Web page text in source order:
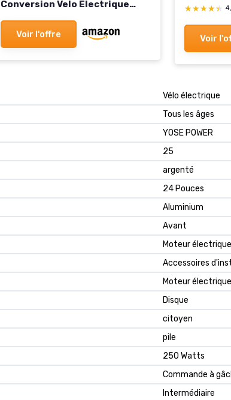
Conversion Velo Electrique
LCD Display and Battery,
Tong/*Sheng
Voir l'offre
mm/170
GEN4,
M620,
★★★★★
★★★★★
Voir
Vélo électrique
Tous les âges
YOSE POWER
25
argenté
24 Pouces
Aluminium
Avant
Moteur électrique
Accessoires
Moteur électrique
Disque
citoyen
pile
250 Watts
Commande à
Intermédiaire